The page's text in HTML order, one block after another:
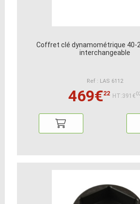
Coffret clé dynamométrique 40-
interchangeable
Ref : LAS 6112
469€22 HT:391€